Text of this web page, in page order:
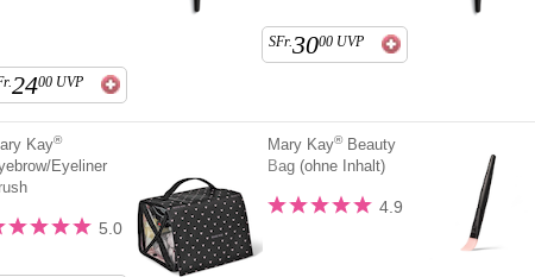
2400 UVP
SFr.3000 UVP
Kay®
Eyeliner
5.0
Mary Kay®Beauty
Bag (ohne Inhalt)
4.9